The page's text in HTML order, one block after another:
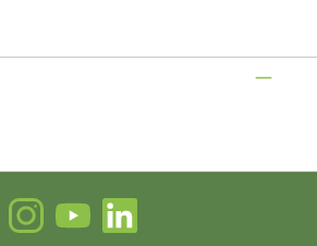
InstagramYouTube